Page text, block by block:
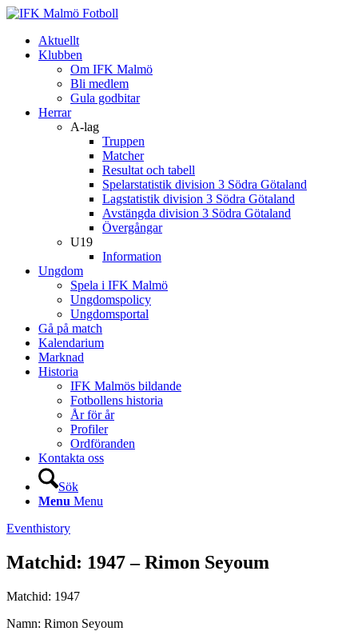
Aktuellt
Klubben
Om IFK Malmö
Bli medlem
Gula godbitar
Herrar
A-lag
Truppen
Matcher
Resultat och tabell
Spelarstatistik division 3 Södra Götaland
Lagstatistik division 3 Södra Götaland
Avstängda division 3 Södra Götaland
Övergångar
U19
Information
Ungdom
Spela i IFK Malmö
Ungdomspolicy
Ungdomsportal
Gå på match
Kalendarium
Marknad
Historia
IFK Malmös bildande
Fotbollens historia
År för år
Profiler
Ordföranden
Kontakta oss
Sök
Menu Menu
Eventhistory
Matchid: 1947 – Rimon Seyoum
Matchid: 1947
Namn: Rimon Seyoum